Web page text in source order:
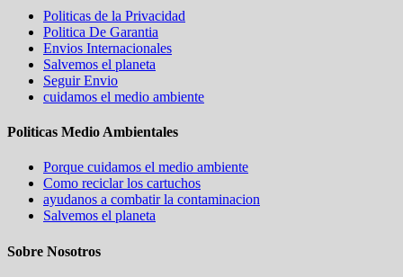
Politicas de la Privacidad
Politica De Garantia
Envios Internacionales
Salvemos el planeta
Seguir Envio
cuidamos el medio ambiente
Politicas Medio Ambientales
Porque cuidamos el medio ambiente
Como reciclar los cartuchos
ayudanos a combatir la contaminacion
Salvemos el planeta
Sobre Nosotros